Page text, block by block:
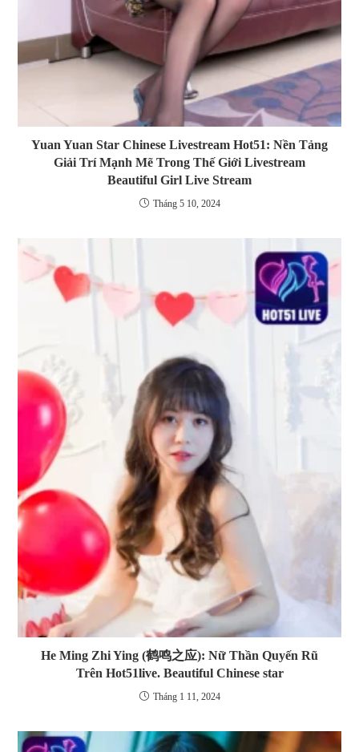
Yuan Yuan Star Chinese Livestream Hot51: Nền Tảng
Giải Trí Mạnh Mẽ Trong Thế Giới Livestream
Beautiful Girl Live Stream
Tháng 5 10, 2024
He Ming Zhi Ying (鹤鸣之应): Nữ Thần Quyến Rũ
Trên Hot51live. Beautiful Chinese star
Tháng 1 11, 2024